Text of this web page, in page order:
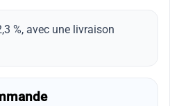
%, avec une livraison